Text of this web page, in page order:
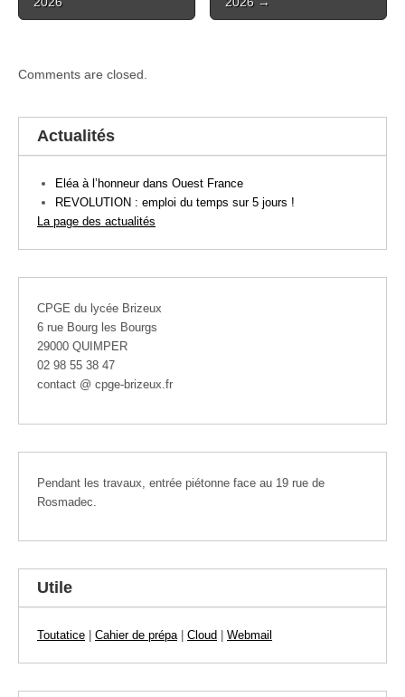
Comments are closed.
Actualités
Eléa à l’honneur dans Ouest France
REVOLUTION : emploi du temps sur 5 jours !
La page des actualités
CPGE du lycée Brizeux
6 rue Bourg les Bourgs
29000 QUIMPER
02 98 55 38 47
contact @ cpge-brizeux.fr
Pendant les travaux, entrée piétonne face au 19 rue de
Rosmadec.
Utile
Toutatice Cahier de prépa| Cloud Webmail